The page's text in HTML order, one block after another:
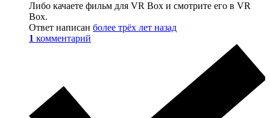
Либо качаете фильм для VR Box и смотрите его в VR
Box.
Ответ написан более трёх лет назад
1 комментарий